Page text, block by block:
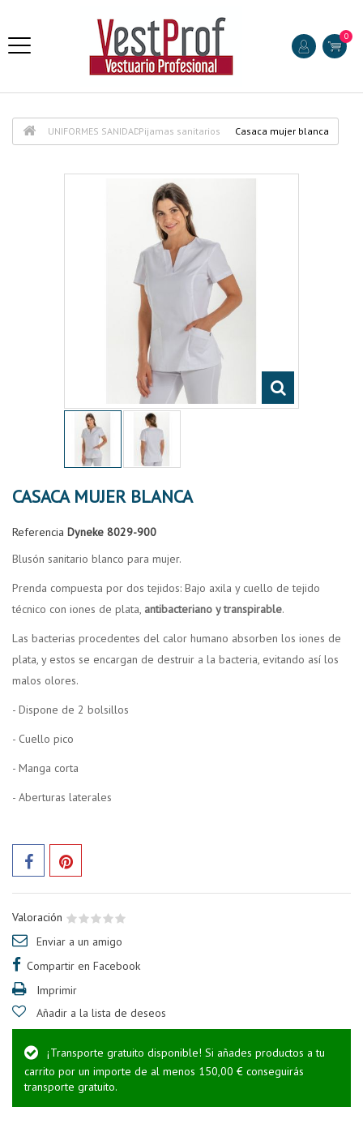
0
UNIFORMES SANIDADPijamas sanitarios Casaca mujer blanca
CASACA MUJER BLANCA
Referencia Dyneke 8029-900
Blusón sanitario blanco para mujer.
Prenda compuesta por dos tejidos: Bajo axila y cuello de tejido
técnico con iones de plata, antibacteriano y transpirable.
Las bacterias procedentes del calor humano absorben los iones de
plata, y estos se encargan de destruir a la bacteria, evitando así los
malos olores.
- Dispone de 2 bolsillos
- Cuello pico
- Manga corta
- Aberturas laterales
Valoración
Enviar a un amigo
Compartir en Facebook
Imprimir
Añadir a la lista de deseos
¡Transporte gratuito disponible! Si añades productos a tu
carrito por un importe de al menos 150,00 € conseguirás
transporte gratuito.